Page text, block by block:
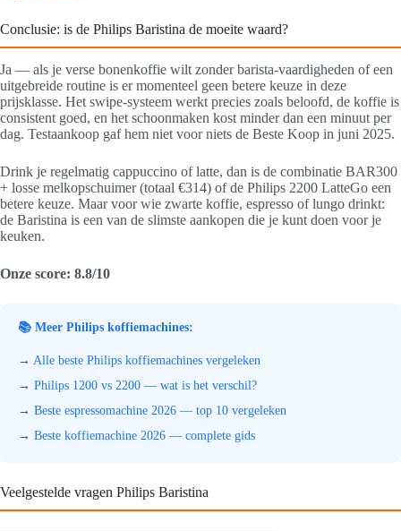
Conclusie: is de Philips Baristina de moeite waard?
Ja — als je verse bonenkoffie wilt zonder barista-vaardigheden of een
uitgebreide routine is er momenteel geen betere keuze in deze
prijsklasse. Het swipe-systeem werkt precies zoals beloofd, de koffie is
consistent goed, en het schoonmaken kost minder dan een minuut per
dag. Testaankoop gaf hem niet voor niets de Beste Koop in juni 2025.
Drink je regelmatig cappuccino of latte, dan is de combinatie BAR300
+ losse melkopschuimer (totaal €314) of de Philips 2200 LatteGo een
betere keuze. Maar voor wie zwarte koffie, espresso of lungo drinkt:
de Baristina is een van de slimste aankopen die je kunt doen voor je
keuken.
Onze score: 8.8/10
📚 Meer Philips koffiemachines:
→ Alle beste Philips koffiemachines vergeleken
→ Philips 1200 vs 2200 — wat is het verschil?
→ Beste espressomachine 2026 — top 10 vergeleken
→ Beste koffiemachine 2026 — complete gids
Veelgestelde vragen Philips Baristina